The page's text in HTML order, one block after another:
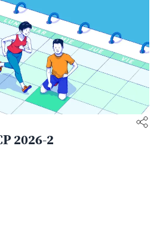
vivir una experiencia
la PUCP este 2026-